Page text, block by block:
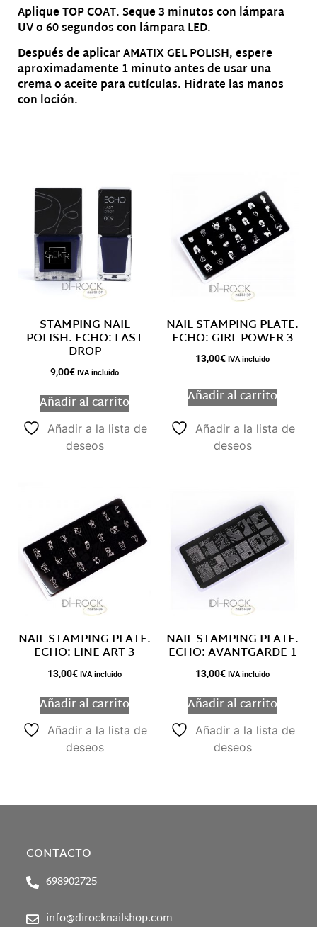
Aplique TOP COAT. Seque 3 minutos con lámpara
UV o 60 segundos con lámpara LED.
Después de aplicar AMATIX GEL POLISH, espere
aproximadamente 1 minuto antes de usar una
crema o aceite para cutículas. Hidrate las manos
con loción.
STAMPING NAIL
POLISH. ECHO: LAST
DROP
9,00€ IVA incluido
Añadir al carrito
Añadir a la lista de
deseos
NAIL STAMPING PLATE.
ECHO: GIRL POWER 3
13,00€ IVA incluido
Añadir al carrito
Añadir a la lista de
deseos
NAIL STAMPING PLATE.
ECHO: LINE ART 3
13,00€ IVA incluido
Añadir al carrito
Añadir a la lista de
deseos
NAIL STAMPING PLATE.
ECHO: AVANTGARDE 1
13,00€ IVA incluido
Añadir al carrito
Añadir a la lista de
deseos
CONTACTO
698902725
info@dirocknailshop.com